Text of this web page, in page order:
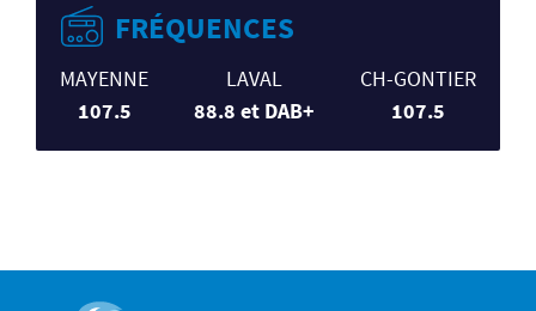
FRÉQUENCES
MAYENNE
107.5
LAVAL
88.8 et DAB+
CH-GONTIER
107.5